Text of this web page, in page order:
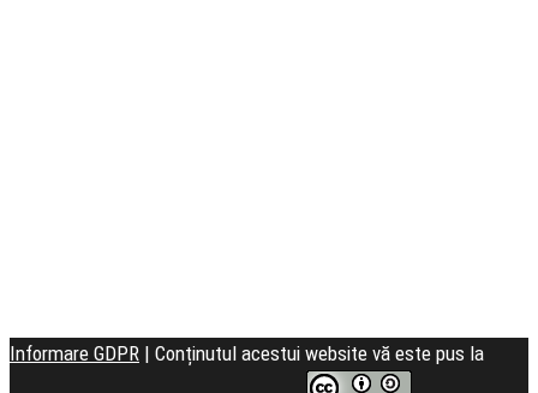
Informare GDPR | Conținutul acestui website vă este pus la